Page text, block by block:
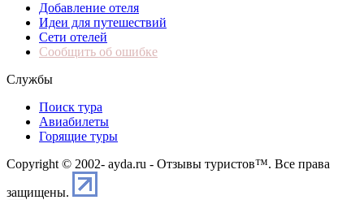
Добавление отеля
Идеи для путешествий
Сети отелей
Сообщить об ошибке
Службы
Поиск тура
Авиабилеты
Горящие туры
Copyright © 2002- ayda.ru - Отзывы туристов™. Все права
защищены.